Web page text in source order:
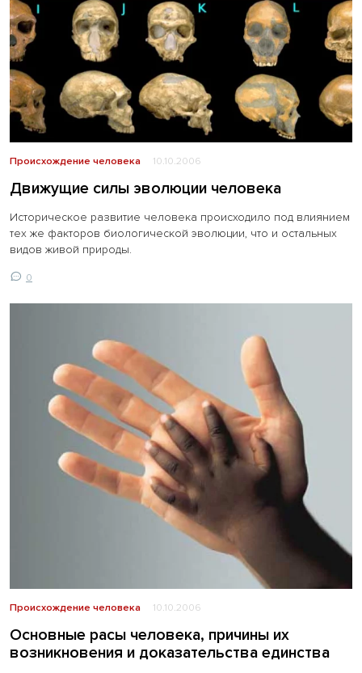
Происхождение человека 10.10.2006
Движущие силы эволюции человека
Историческое развитие человека происходило под влиянием
тех же факторов биологической эволюции, что и остальных
видов живой природы.
0
Происхождение человека 10.10.2006
Основные расы человека, причины их
возникновения и доказательства единства